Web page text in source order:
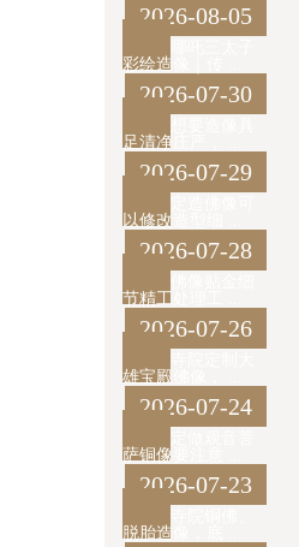
2026-08-05
彩绘造像｜传 ...
2026-07-30
足清净庄严， ...
2026-07-29
以修改造型细 ...
2026-07-28
节精工处理工 ...
2026-07-26
雄宝殿佛像， ...
2026-07-24
萨铜像要注意 ...
2026-07-23
脱胎造像，底 ...